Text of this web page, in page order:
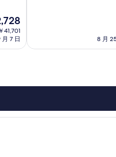
41,701
7 日
も
し
コ
8 月